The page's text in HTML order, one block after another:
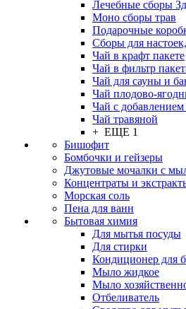
Лечебные сборы
Моно сборы трав
Подарочные
Сборы для
Чай в крафт пакете
Чай в фильтр
Чай для сауны и
Чай плодово-
Чай с добавлением
Чай травяной
+ ЕЩЕ 1
Бишофит
Бомбочки и гейзеры
Джутовые мочалки с
Концентраты и
Морская соль
Пена для ванн
Бытовая химия
Для мытья посуды
Для стирки
Кондиционер для
Мыло жидкое
Мыло
Отбеливатель